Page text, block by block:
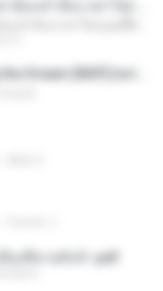
ยงพี่ชายทั้งห้า.pdf